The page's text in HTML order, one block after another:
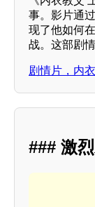
事。影片通
现了他如何
战。这部剧
剧情片，内
### 激